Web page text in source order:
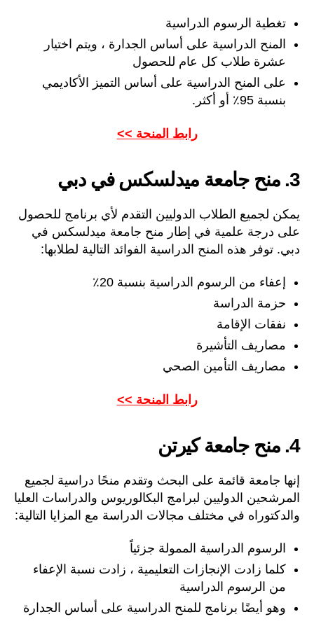
تغطية الرسوم الدراسية
المنح الدراسية على أساس الجدارة ، ويتم اختيار
عشرة طلاب كل عام للحصول
على المنح الدراسية على أساس التميز الأكاديمي
بنسبة 95٪ أو أكثر.
رابط المنحة >>
3. منح جامعة ميدلسكس في دبي
يمكن لجميع الطلاب الدوليين التقدم لأي برنامج للحصول
على درجة علمية في إطار منح جامعة ميدلسكس في
دبي. توفر هذه المنح الدراسية الفوائد التالية لطلابها:
إعفاء من الرسوم الدراسية بنسبة 20٪
حزمة الدراسة
نفقات الإقامة
مصاريف التأشيرة
مصاريف التأمين الصحي
رابط المنحة >>
4. منح جامعة كيرتن
إنها جامعة قائمة على البحث وتقدم منحًا دراسية لجميع
المرشحين الدوليين لبرامج البكالوريوس والدراسات العليا
والدكتوراه في مختلف مجالات الدراسة مع المزايا التالية:
الرسوم الدراسية الممولة جزئياً
كلما زادت الإنجازات التعليمية ، زادت نسبة الإعفاء
من الرسوم الدراسية
وهو أيضًا برنامج للمنح الدراسية على أساس الجدارة